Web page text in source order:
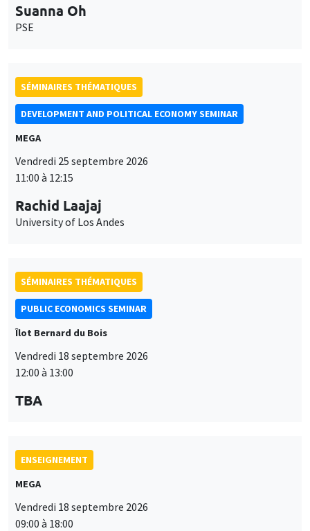
Suanna Oh
PSE
SÉMINAIRES THÉMATIQUES
DEVELOPMENT AND POLITICAL ECONOMY SEMINAR
MEGA
Vendredi 25 septembre 2026
11:00 à 12:15
Rachid Laajaj
University of Los Andes
SÉMINAIRES THÉMATIQUES
PUBLIC ECONOMICS SEMINAR
Îlot Bernard du Bois
Vendredi 18 septembre 2026
12:00 à 13:00
TBA
ENSEIGNEMENT
MEGA
Vendredi 18 septembre 2026
09:00 à 18:00